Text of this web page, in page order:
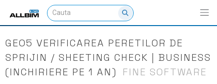
GEO5 VERIFICAREA PERETILOR DE
SPRIJIN / SHEETING CHECK | BUSINESS
(INCHIRIERE PE 1 AN)
FINE SOFTWARE